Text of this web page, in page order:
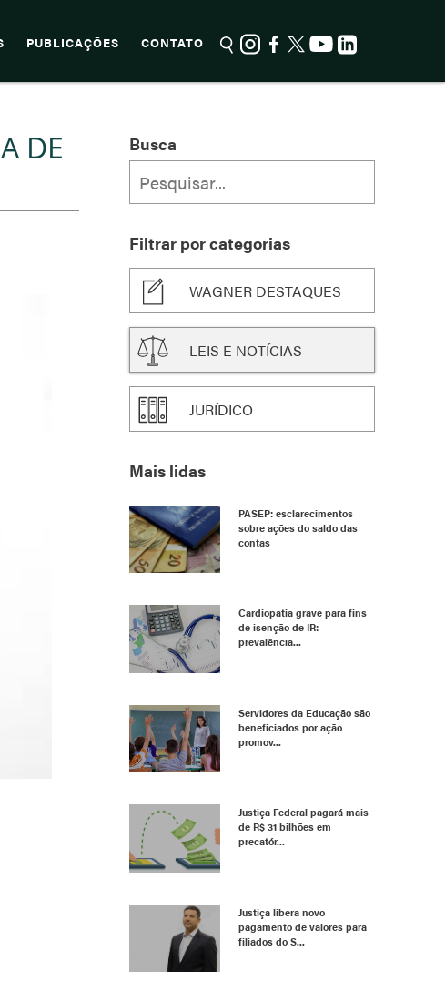
PUBLICAÇÕES CONTATO
DE
Busca
Filtrar por categorias
WAGNER DESTAQUES
LEIS E NOTÍCIAS
JURÍDICO
Mais lidas
PASEP: esclarecimentos
sobre ações do saldo das
contas
Cardiopatia grave para fins
de isenção de IR:
prevalência...
Servidores da Educação são
beneficiados por ação
promov...
Justiça Federal pagará mais
de R$ 31 bilhões em
precatór...
Justiça libera novo
pagamento de valores para
filiados do S...